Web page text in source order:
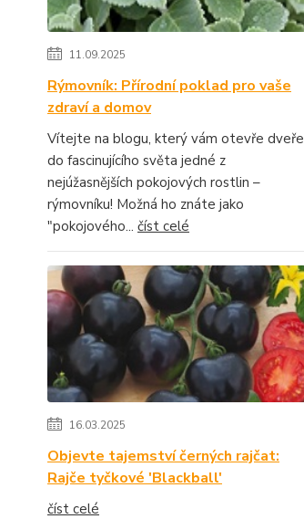
11.09.2025
Rýmovník: Přírodní poklad pro vaše
zdraví a domov
Vítejte na blogu, který vám otevře dveře
do fascinujícího světa jedné z
nejúžasnějších pokojových rostlin –
rýmovníku! Možná ho znáte jako
"pokojového... číst celé
16.03.2025
Objevte tajemství černých rajčat:
Rajče tyčkové 'Blackball'
číst celé